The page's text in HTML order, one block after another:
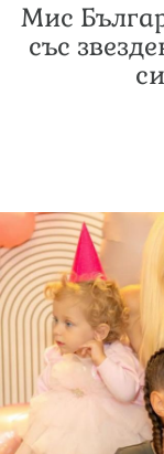
Мис
със